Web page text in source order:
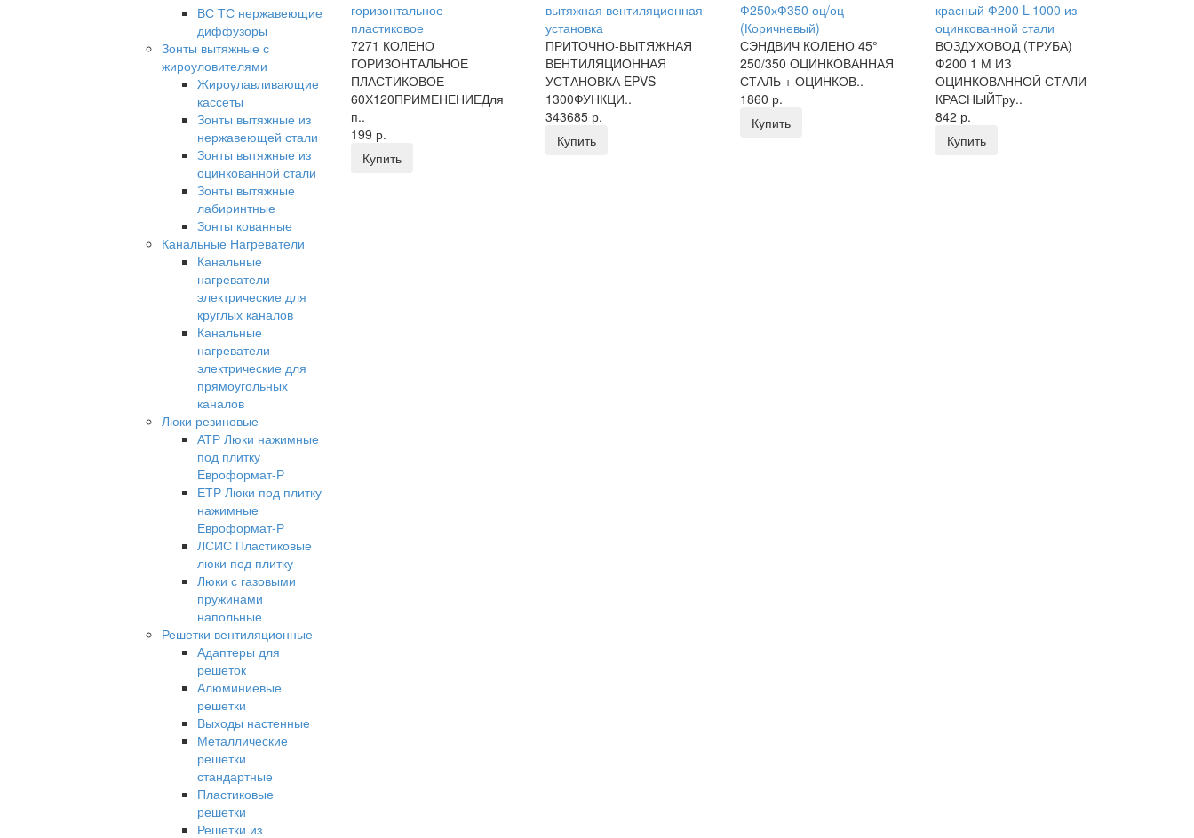
ВС ТС нержавеющие
диффузоры
Зонты вытяжные с
жироуловителями
Жироулавливающие
кассеты
Зонты вытяжные из
нержавеющей стали
Зонты вытяжные из
оцинкованной стали
Зонты вытяжные
лабиринтные
Зонты кованные
Канальные Нагреватели
Канальные
нагреватели
электрические для
круглых каналов
Канальные
нагреватели
электрические для
прямоугольных
каналов
Люки резиновые
АТР Люки нажимные
под плитку
Евроформат-Р
ЕТР Люки под плитку
нажимные
Евроформат-Р
ЛСИС Пластиковые
люки под плитку
Люки с газовыми
пружинами
напольные
Решетки вентиляционные
Адаптеры для
решеток
Алюминиевые
решетки
Выходы настенные
Металлические
решетки
стандартные
Пластиковые
решетки
Решетки из
горизонтальное
пластиковое
7271 КОЛЕНО
ГОРИЗОНТАЛЬНОЕ
ПЛАСТИКОВОЕ
60Х120ПРИМЕНЕНИЕДля
п..
199 р.
Купить
вытяжная вентиляционная
установка
ПРИТОЧНО-ВЫТЯЖНАЯ
ВЕНТИЛЯЦИОННАЯ
УСТАНОВКА EPVS -
1300ФУНКЦИ..
343685 р.
Купить
Ф250хФ350 оц/оц
(Коричневый)
СЭНДВИЧ КОЛЕНО 45°
250/350 ОЦИНКОВАННАЯ
СТАЛЬ + ОЦИНКОВ..
1860 р.
Купить
красный Ф200 L-1000 из
оцинкованной стали
ВОЗДУХОВОД (ТРУБА)
Ф200 1 М ИЗ
ОЦИНКОВАННОЙ СТАЛИ
КРАСНЫЙТру..
842 р.
Купить